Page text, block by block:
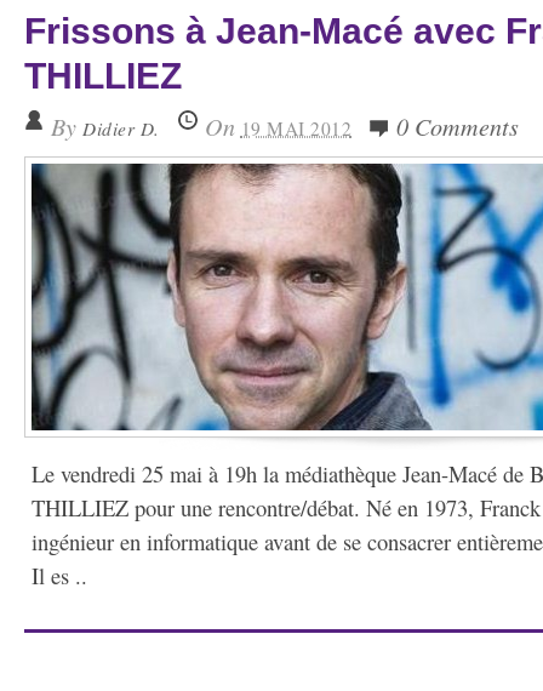
Frissons à Jean-Macé avec
THILLIEZ
By Didier D. On 19 MAI 2012 0 Comments
Le vendredi 25 mai à 19h la médiathèque Jean-Macé de
THILLIEZ pour une rencontre/débat. Né en 1973,
ingénieur en informatique avant de se consacrer
Il es ..